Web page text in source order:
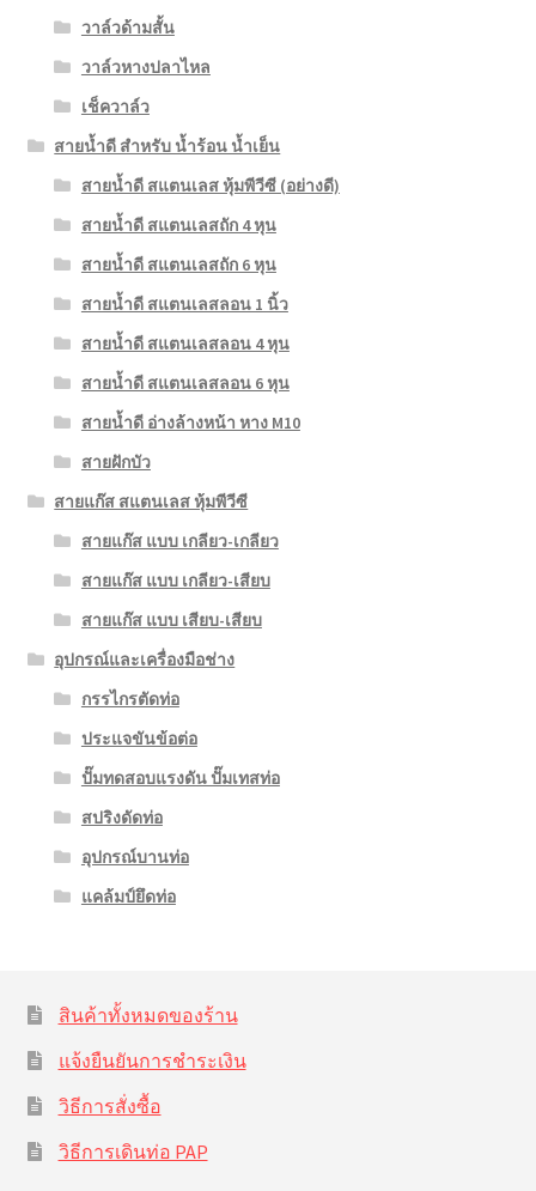
วาล์วด้ามสั้น
วาล์วหางปลาไหล
เช็ควาล์ว
สายน้ำดี สำหรับ น้ำร้อน น้ำเย็น
สายน้ำดี สแตนเลส หุ้มพีวีซี (อย่างดี)
สายน้ำดี สแตนเลสถัก 4 หุน
สายน้ำดี สแตนเลสถัก 6 หุน
สายน้ำดี สแตนเลสลอน 1 นิ้ว
สายน้ำดี สแตนเลสลอน 4 หุน
สายน้ำดี สแตนเลสลอน 6 หุน
สายน้ำดี อ่างล้างหน้า หาง M10
สายฝักบัว
สายแก๊ส สแตนเลส หุ้มพีวีซี
สายแก๊ส แบบ เกลียว-เกลียว
สายแก๊ส แบบ เกลียว-เสียบ
สายแก๊ส แบบ เสียบ-เสียบ
อุปกรณ์และเครื่องมือช่าง
กรรไกรตัดท่อ
ประแจขันข้อต่อ
ปั๊มทดสอบแรงดัน ปั๊มเทสท่อ
สปริงดัดท่อ
อุปกรณ์บานท่อ
แคล้มป์ยึดท่อ
สินค้าทั้งหมดของร้าน
แจ้งยืนยันการชำระเงิน
วิธีการสั่งซื้อ
วิธีการเดินท่อ PAP